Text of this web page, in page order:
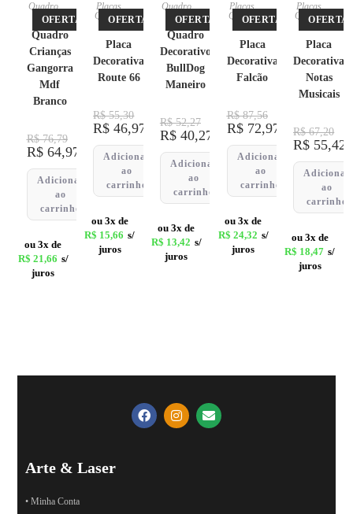
OFERTA!
Quadro
s
Quadro
Crianças
Gangorra
Mdf
Branco
R$76,79
R$64,97
Adicionar
ao
carrinho
ou 3x de
R$ 21,66 s/
juros
OFERTA!
Placas,
Quadro
s
Placa
Decorativa
Route 66
R$55,30
R$ 46,97
Adicionar
ao
carrinho
ou 3x de
R$ 15,66 s/
juros
OFERTA!
Quadro
s
Quadro
Decorativo
BullDog
Maneiro
R$52,27
R$40,27
Adicionar
ao
carrinho
ou 3x de
R$ 13,42 s/
juros
OFERTA!
Placas,
Quadro
s
Placa
Decorativa
Falcão
R$87,56
R$72,97
Adicionar
ao
carrinho
ou 3x de
R$ 24,32 s/
juros
OFERTA!
Placas,
Quadro
s
Placa
Decorativa
Notas
Musicais
R$67,20
R$ 55,42
Adicionar
ao
carrinho
ou 3x de
R$ 18,47 s/
juros
Arte & Laser
• Minha Conta